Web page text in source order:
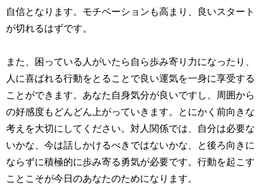
自信となります。モチベーションも高まり、良いスタート
が切れるはずです。
また、困っている人がいたら自ら歩み寄り力になったり、
人に喜ばれる行動をとることで良い運気を一身に享受する
ことができます。あなた自身気分が良いですし、周囲から
の好感度もどんどん上がっていきます。とにかく前向きな
考えを大切にしてください。対人関係では、自分は必要な
いかな、今は話しかけるべきではないかな、と後ろ向きに
ならずに積極的に歩み寄る勇気が必要です。行動を起こす
ことこそが今日のあなたのためになります。